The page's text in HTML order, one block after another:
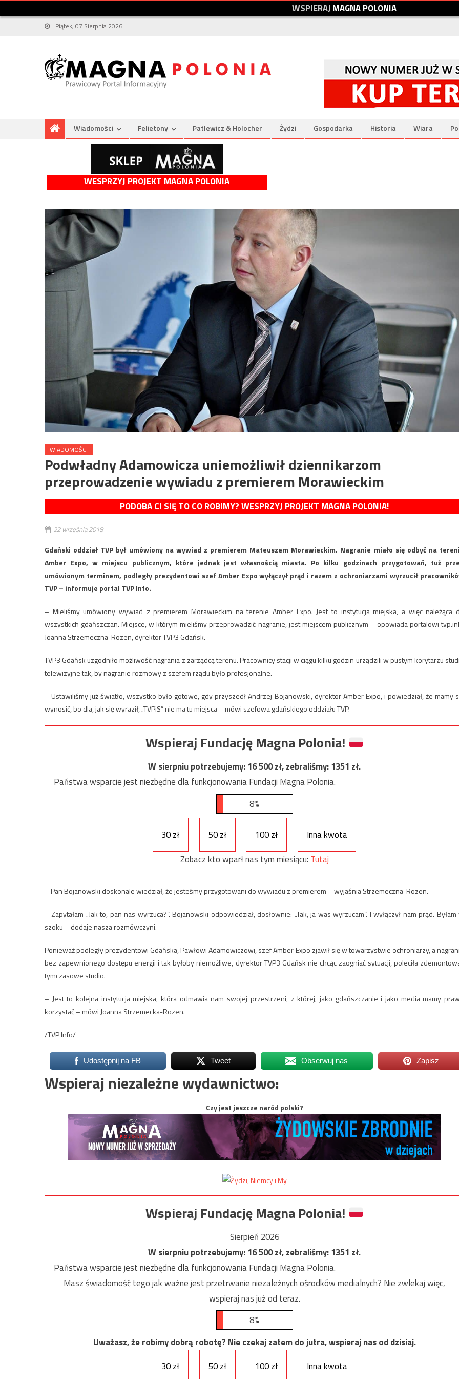
WSPIERAJMAGNAPOLONIA
Piątek, 07 Sierpnia 2026
Wiadomości Felietony Patlewicz & Holocher Żydzi Gospodarka Historia Wiara
WESPRZYJ PROJEKT MAGNA POLONIA
WIADOMOŚCI
Podwładny Adamowicza uniemożliwił dziennikarzom
przeprowadzenie wywiadu z premierem Morawieckim
PODOBA CI SIĘ TO CO ROBIMY? WESPRZYJ PROJEKT MAGNA POLONIA!
22 września 2018
Gdański oddział TVP był umówiony na wywiad z premierem Mateuszem Morawieckim. Nagranie miało się odbyć na
Amber Expo, w miejscu publicznym, które jednak jest własnością miasta. Po kilku godzinach przygotowań, tuż
umówionym terminem, podległy prezydentowi szef Amber Expo wyłączył prąd i razem z ochroniarzami wyrzucił
TVP – informuje portal TVP Info.
– Mieliśmy umówiony wywiad z premierem Morawieckim na terenie Amber Expo. Jest to instytucja miejska, a więc należąca
wszystkich gdańszczan. Miejsce, w którym mieliśmy przeprowadzić nagranie, jest miejscem publicznym – opowiada portalowi
Joanna Strzemeczna-Rozen, dyrektor TVP3 Gdańsk.
TVP3 Gdańsk uzgodniło możliwość nagrania z zarządcą terenu. Pracownicy stacji w ciągu kilku godzin urządzili w pustym korytarzu
telewizyjne tak, by nagranie rozmowy z szefem rządu było profesjonalne.
– Ustawiliśmy już światło, wszystko było gotowe, gdy przyszedł Andrzej Bojanowski, dyrektor Amber Expo, i powiedział, że mamy
wynosić, bo dla, jak się wyraził, „TVPiS” nie ma tu miejsca – mówi szefowa gdańskiego oddziału TVP.
Wspieraj Fundację Magna Polonia!
W sierpniu potrzebujemy:16 500zł, zebraliśmy:1351 zł.
Państwa wsparcie jest niezbędne dla funkcjonowania Fundacji Magna Polonia.
8%
30 zł 50 zł 100 zł
Inna kwota
Zobacz kto wparł nas tym miesiącu: Tutaj
– Pan Bojanowski doskonale wiedział, że jesteśmy przygotowani do wywiadu z premierem – wyjaśnia Strzemeczna-Rozen.
– Zapytałam „Jak to, pan nas wyrzuca?”. Bojanowski odpowiedział, dosłownie: „Tak, ja was wyrzucam”. I wyłączył nam prąd. Byłam
szoku – dodaje nasza rozmówczyni.
Ponieważ podległy prezydentowi Gdańska, Pawłowi Adamowiczowi, szef Amber Expo zjawił się w towarzystwie ochroniarzy, a
bez zapewnionego dostępu energii i tak byłoby niemożliwe, dyrektor TVP3 Gdańsk nie chcąc zaogniać sytuacji, poleciła
tymczasowe studio.
– Jest to kolejna instytucja miejska, która odmawia nam swojej przestrzeni, z której, jako gdańszczanie i jako media mamy
korzystać – mówi Joanna Strzemecka-Rozen.
/TVP Info/
Udostępnij na FB Tweet Obserwuj nas Zapisz
Wspieraj niezależne wydawnictwo:
Czy jest jeszcze naród polski?
Wspieraj Fundację Magna Polonia!
Sierpień 2026
W sierpniu potrzebujemy:16 500zł, zebraliśmy:1351 zł.
Państwa wsparcie jest niezbędne dla funkcjonowania Fundacji Magna Polonia.
Masz świadomość tego jak ważne jest przetrwanie niezależnych ośrodków medialnych? Nie zwlekaj więc,
wspieraj nas już od teraz.
8%
Uważasz, że robimy dobrą robotę? Nie czekaj zatem do jutra, wspieraj nas od dzisiaj.
30 zł
50 zł 100 zł Inna kwota